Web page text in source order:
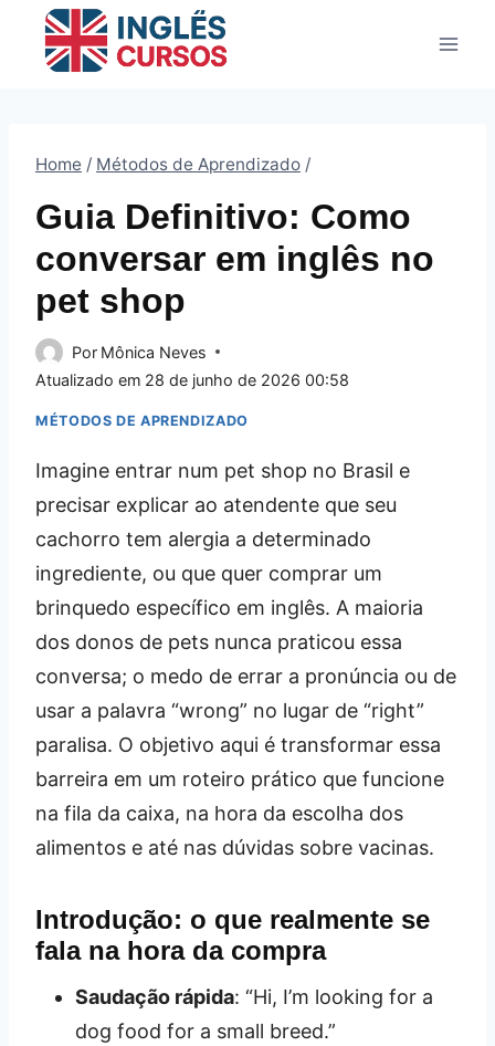
Home / Métodos de Aprendizado /
Guia Definitivo: Como
conversar em inglês no
pet shop
Por Mônica Neves
Atualizado em 28 de junho de 2026 00:58
MÉTODOS DE APRENDIZADO
Imagine entrar num pet shop no Brasil e
precisar explicar ao atendente que seu
cachorro tem alergia a determinado
ingrediente, ou que quer comprar um
brinquedo específico em inglês. A maioria
dos donos de pets nunca praticou essa
conversa; o medo de errar a pronúncia ou de
usar a palavra “wrong” no lugar de “right”
paralisa. O objetivo aqui é transformar essa
barreira em um roteiro prático que funcione
na fila da caixa, na hora da escolha dos
alimentos e até nas dúvidas sobre vacinas.
Introdução: o que realmente se
fala na hora da compra
Saudação rápida: “Hi, I’m looking for a
dog food for a small breed.”